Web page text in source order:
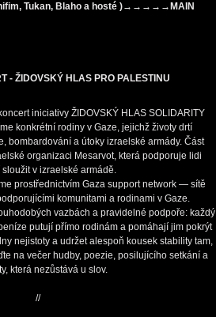
Tukan, Blaho a hosté )→→→→→MAIN
- ŽIDOVSKÝ HLAS PRO PALESTINU
iniciativy ŽIDOVSKÝ HLAS SOLIDARITY
konkrétní rodiny v Gaze, jejichž životy drtí
bombardování a útoky izraelské armády. Část
organizaci Mesarvot, která podporuje lidi
v izraelské armádě.
prostřednictvím Gaza support network — sítě
komunitami a rodinami v Gaze.
vazbách a pravidelné podpoře: každý
putují přímo rodinám a pomáhají jim pokrýt
nejistoty a udržet alespoň kousek stability tam,
na večer hudby, poezie, posilujícího setkání a
která nezůstává u slov.
//